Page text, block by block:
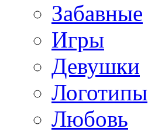
Забавные
Игры
Девушки
Логотипы
Любовь